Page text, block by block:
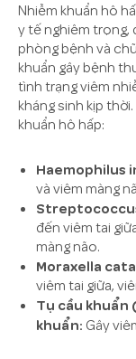
Nhiễm khuẩn hô
y tế nghiêm trọng,
phòng bệnh và
khuẩn gây bệnh
tình trạng viêm
kháng sinh kịp
khuẩn hô hấp:
Haemophilus
và viêm màng
đến viêm tai
màng não.
Moraxella
viêm tai giữa,
Tụ cầu khuẩn
khuẩn: Gây